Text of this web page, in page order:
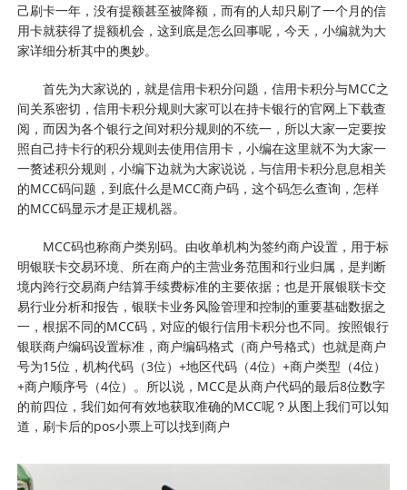
己刷卡一年，没有提额甚至被降额，而有的人却只刷了一个月的信
用卡就获得了提额机会，这到底是怎么回事呢，今天，小编就为大
家详细分析其中的奥妙。
首先为大家说的，就是信用卡积分问题，信用卡积分与MCC之
间关系密切，信用卡积分规则大家可以在持卡银行的官网上下载查
阅，而因为各个银行之间对积分规则的不统一，所以大家一定要按
照自己持卡行的积分规则去使用信用卡，小编在这里就不为大家一
一赘述积分规则，小编下边就为大家说说，与信用卡积分息息相关
的MCC码问题，到底什么是MCC商户码，这个码怎么查询，怎样
的MCC码显示才是正规机器。
MCC码也称商户类别码。由收单机构为签约商户设置，用于标
明银联卡交易环境、所在商户的主营业务范围和行业归属，是判断
境内跨行交易商户结算手续费标准的主要依据；也是开展银联卡交
易行业分析和报告，银联卡业务风险管理和控制的重要基础数据之
一，根据不同的MCC码，对应的银行信用卡积分也不同。按照银行
银联商户编码设置标准，商户编码格式（商户号格式）也就是商户
号为15位，机构代码（3位）+地区代码（4位）+商户类型（4位）
+商户顺序号（4位）。所以说，MCC是从商户代码的最后8位数字
的前四位，我们如何有效地获取准确的MCC呢？从图上我们可以知
道，刷卡后的pos小票上可以找到商户